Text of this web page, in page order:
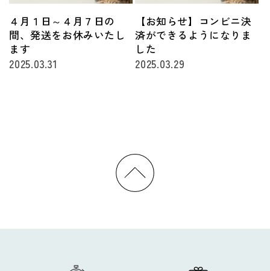
４月１日～４月７日の
間、発送をお休みいたし
ます
2025.03.31
【お知らせ】コンビニ決
済ができるようになりま
した
2025.03.29